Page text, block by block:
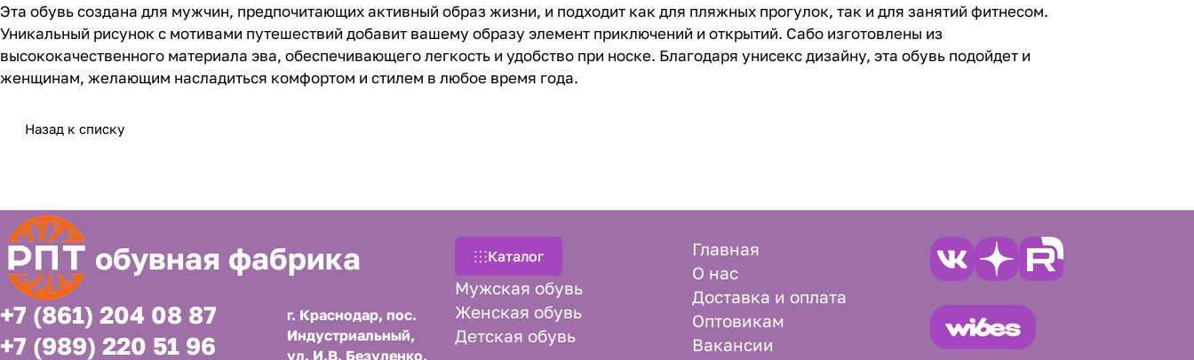
Эта обувь создана для мужчин, предпочитающих активный образ жизни, и подходит как для пляжных прогулок, так и для занятий фитнесом.
Уникальный рисунок с мотивами путешествий добавит вашему образу элемент приключений и открытий. Сабо изготовлены из
высококачественного материала эва, обеспечивающего легкость и удобство при носке. Благодаря унисекс дизайну, эта обувь подойдет и
женщинам, желающим насладиться комфортом и стилем в любое время года.
Назад к списку
обувная фабрика
+7 (861) 204 08 87
+7 (989) 220 51 96
г. Краснодар, пос.
Индустриальный,
ул. И.В. Безуленко,
Каталог
Мужская обувь
Женская обувь
Детская обувь
Главная
О нас
Доставка и оплата
Оптовикам
Вакансии